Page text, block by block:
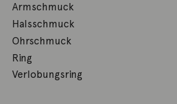
Armschmuck
Halsschmuck
Ohrschmuck
Ring
Verlobungsring